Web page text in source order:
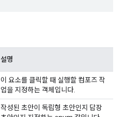
설명
이 요소를 클릭할 때 실행할 컴포즈 작
업을 지정하는 객체입니다.
작성된 초안이 독립형 초안인지 답장